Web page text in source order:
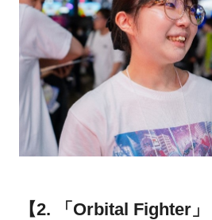
【2. 「Orbital Fighter